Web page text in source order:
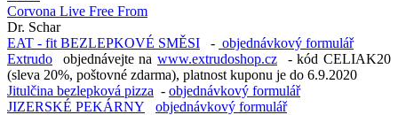
Corvona Live Free From
Dr. Schar
EAT - fit BEZLEPKOVÉ SMĚSI - objednávkový formulář
Extrudo objednávejte na www.extrudoshop.cz - kód CELIAK20
(sleva 20%, poštovné zdarma), platnost kuponu je do 6.9.2020
Jitulčina bezlepková pizza - objednávkový formulář
JIZERSKÉ PEKÁRNY
objednávkový formulář